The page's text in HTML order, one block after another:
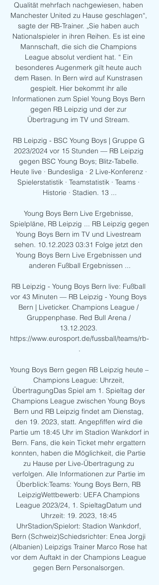
Qualität mehrfach nachgewiesen, haben
Manchester United zu Hause geschlagen“,
sagte der RB-Trainer. „Sie haben auch
Nationalspieler in ihren Reihen. Es ist eine
Mannschaft, die sich die Champions
League absolut verdient hat. “ Ein
besonderes Augenmerk gilt heute auch
dem Rasen. In Bern wird auf Kunstrasen
gespielt. Hier bekommt ihr alle
Informationen zum Spiel Young Boys Bern
gegen RB Leipzig und der zur
Übertragung im TV und Stream.
RB Leipzig - BSC Young Boys | Gruppe G
2023/2024 vor 15 Stunden — RB Leipzig
gegen BSC Young Boys; Blitz-Tabelle.
Heute live · Bundesliga · 2 Live-Konferenz ·
Spielerstatistik · Teamstatistik · Teams ·
Historie · Stadien. 13 ...
Young Boys Bern Live Ergebnisse,
Spielpläne, RB Leipzig ... RB Leipzig gegen
Young Boys Bern im TV und Livestream
sehen. 10.12.2023 03:31 Folge jetzt den
Young Boys Bern Live Ergebnissen und
anderen Fußball Ergebnissen ...
RB Leipzig - Young Boys Bern live: Fußball
vor 43 Minuten — RB Leipzig - Young Boys
Bern | Liveticker. Champions League /
Gruppenphase. Red Bull Arena /
13.12.2023.
https://www.eurosport.de/fussball/teams/rb-
.
Young Boys Bern gegen RB Leipzig heute –
Champions League: Uhrzeit,
ÜbertragungDas Spiel am 1. Spieltag der
Champions League zwischen Young Boys
Bern und RB Leipzig findet am Dienstag,
den 19. 2023, statt. Angepfiffen wird die
Partie um 18:45 Uhr im Stadion Wankdorf in
Bern. Fans, die kein Ticket mehr ergattern
konnten, haben die Möglichkeit, die Partie
zu Hause per Live-Übertragung zu
verfolgen. Alle Informationen zur Partie im
Überblick:Teams: Young Boys Bern, RB
LeipzigWettbewerb: UEFA Champions
League 2023/24, 1. SpieltagDatum und
Uhrzeit: 19. 2023, 18:45
UhrStadion/Spielort: Stadion Wankdorf,
Bern (Schweiz)Schiedsrichter: Enea Jorgji
(Albanien) Leipzigs Trainer Marco Rose hat
vor dem Auftakt in der Champions League
gegen Bern Personalsorgen.